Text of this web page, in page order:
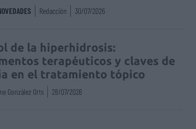
Redacción 30/07/2026
de la hiperhidrosis:
terapéuticos y claves de
en el tratamiento tópico
González Orts 28/07/2026